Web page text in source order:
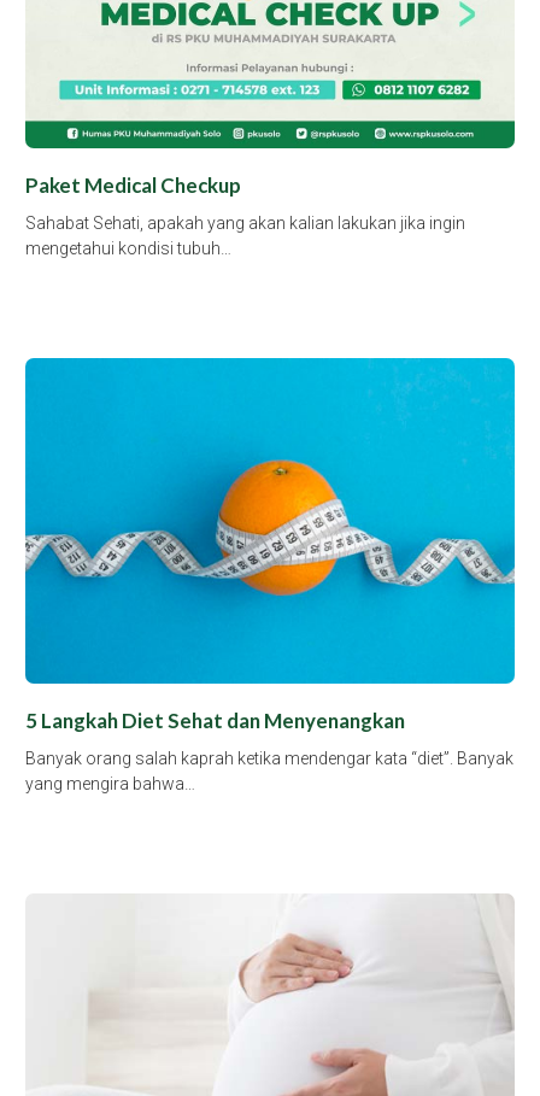
Paket Medical Checkup
Sahabat Sehati, apakah yang akan kalian lakukan jika ingin
mengetahui kondisi tubuh…
5 Langkah Diet Sehat dan Menyenangkan
Banyak orang salah kaprah ketika mendengar kata “diet”. Banyak
yang mengira bahwa…